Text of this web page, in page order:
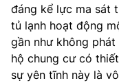
đáng kể lực ma sát
tủ lạnh hoạt động
gần như không
hộ chung cư có
sự yên tĩnh này là